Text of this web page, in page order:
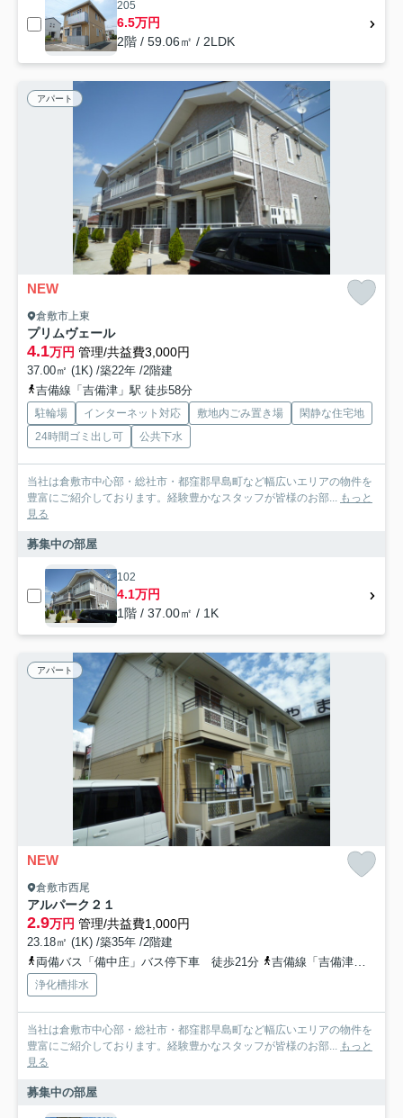
205
6.5万円
2階 / 59.06㎡ / 2LDK
アパート
NEW
倉敷市上東
プリムヴェール
4.1万円 管理/共益費3,000円
37.00㎡ (1K) /築22年 /2階建
吉備線「吉備津」駅 徒歩58分
駐輪場 インターネット対応 敷地内ごみ置き場
閑静な住宅地
24時間ゴミ出し可
公共下水
当社は倉敷市中心部・総社市・都窪郡早島町など幅広いエリアの物件を
豊富にご紹介しております。経験豊かなスタッフが皆様のお部... もっと
見る
募集中の部屋
102
4.1万円
1階 / 37.00㎡ / 1K
アパート
NEW
倉敷市西尾
アルパーク２１
2.9万円 管理/共益費1,000円
23.18㎡ (1K) /築35年 /2階建
両備バス「備中庄」バス停下車 徒歩21分
吉備線「吉備津」駅 徒歩50分
浄化槽排水
当社は倉敷市中心部・総社市・都窪郡早島町など幅広いエリアの物件を
豊富にご紹介しております。経験豊かなスタッフが皆様のお部... もっと
見る
募集中の部屋